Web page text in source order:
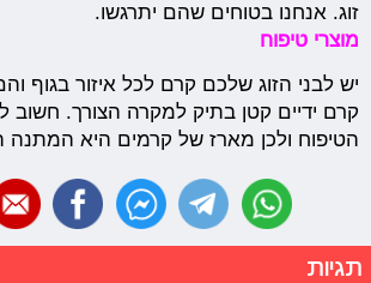
זוג. אנחנו בטוחים שהם יתרגשו.
מוצרי טיפוח
יש לבני הזוג שלכם קרם לכל איזור בגוף
קרם ידיים קטן בתיק למקרה הצורך.
הטיפוח ולכן מארז של קרמים היא
תגיות